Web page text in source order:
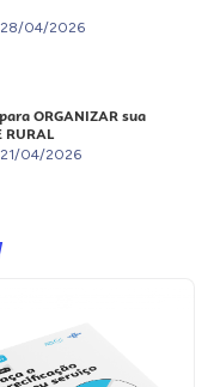
28/04/2026
ORGANIZAR sua
RURAL
21/04/2026